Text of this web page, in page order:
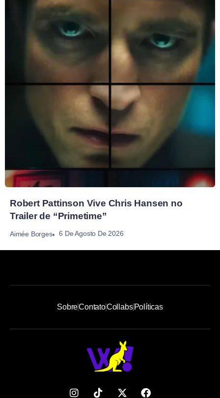
Robert Pattinson Vive Chris Hansen no
Trailer de “Primetime”
Aimée Borges 6 De Agosto De 2026
SobreContatoCollabsPolíticas